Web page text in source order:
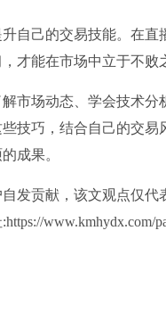
自己的交易技能。在
才能在市场中立于不败
市场动态、学会技术
技巧，结合自己的交
成果。
发贡献，该文观点仅代
www.kmhydx.com/